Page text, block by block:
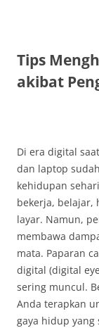
Tips
akibat
Di era digital
dan laptop
kehidupan
bekerja, belajar,
layar. Namun,
membawa
mata. Paparan
digital (digital
sering muncul.
Anda terapkan
gaya hidup yang